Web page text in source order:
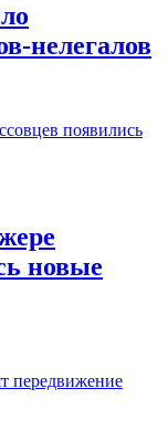
нелегалов
новые